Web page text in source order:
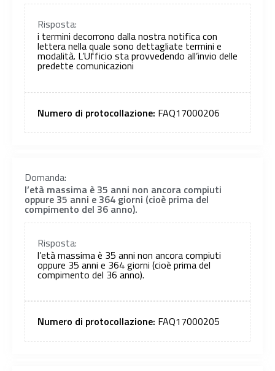
Risposta:
i termini decorrono dalla nostra notifica con
lettera nella quale sono dettagliate termini e
modalità. L’Ufficio sta provvedendo all’invio delle
predette comunicazioni
Numero di protocollazione: FAQ17000206
Domanda:
l’età massima è 35 anni non ancora compiuti
oppure 35 anni e 364 giorni (cioè prima del
compimento del 36 anno).
Risposta:
l’età massima è 35 anni non ancora compiuti
oppure 35 anni e 364 giorni (cioè prima del
compimento del 36 anno).
Numero di protocollazione: FAQ17000205